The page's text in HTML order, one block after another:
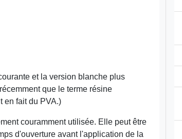
et la version blanche plus
que le terme résine
en fait du PVA.)
couramment utilisée. Elle peut être
d'ouverture avant l'application de la